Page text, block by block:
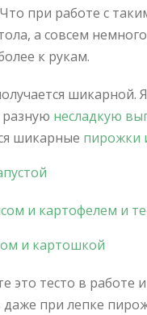
при работе с
а совсем
к рукам.
разную несладкую
шикарные пирожки
и картофелем и
это тесто в работе
при лепке